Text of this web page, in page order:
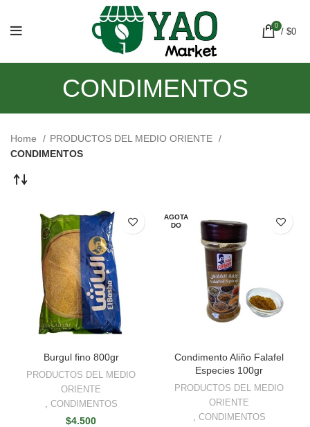
0
/ $0
CONDIMENTOS
Home
PRODUCTOS DEL MEDIO ORIENTE
CONDIMENTOS
Burgul fino 800gr
PRODUCTOS DEL MEDIO
ORIENTE
, CONDIMENTOS
$4.500
AGOTA
DO
Condimento Aliño Falafel
Especies 100gr
PRODUCTOS DEL MEDIO
ORIENTE
, CONDIMENTOS